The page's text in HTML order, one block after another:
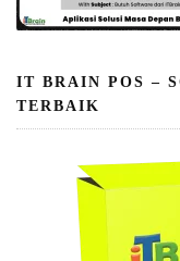
IT BRAIN POS –
TERBAIK